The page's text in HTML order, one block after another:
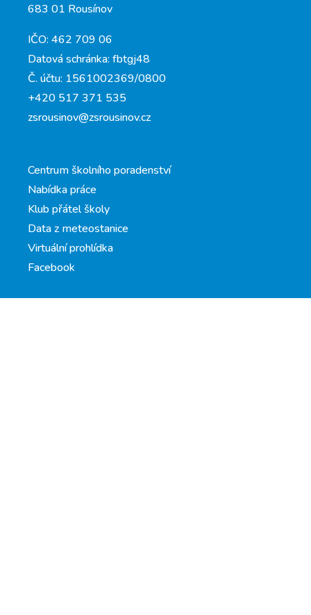
683 01 Rousínov
IČO: 462 709 06
Datová schránka: fbtgj48
Č. účtu: 1561002369/0800
+420 517 371 535
zsrousinov@zsrousinov.cz
Centrum školního poradenství
Nabídka práce
Klub přátel školy
Data z meteostanice
Virtuální prohlídka
Facebook